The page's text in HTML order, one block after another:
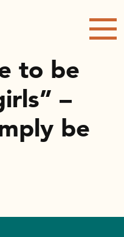
– En
to be
–
be